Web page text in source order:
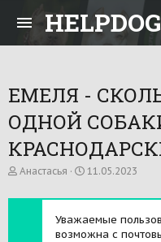
HELPDOG
ЕМЕЛЯ -
ОДНОЙ
А
т
Анастасья
Д
т
н
а
11.05.2023
Уважаемые
возможна с